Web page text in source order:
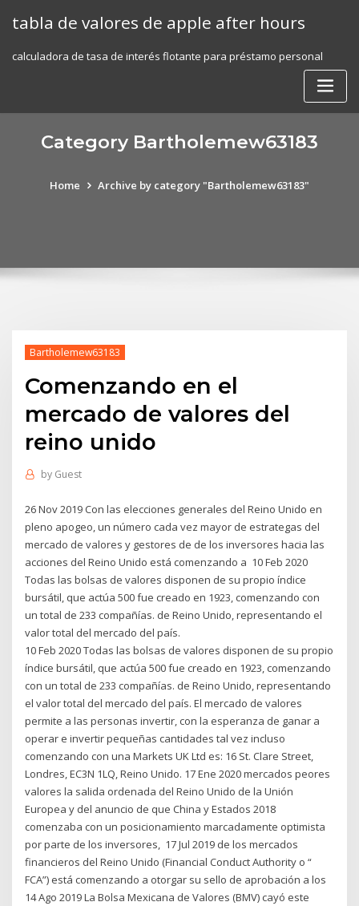
tabla de valores de apple after hours
calculadora de tasa de interés flotante para préstamo personal
Category Bartholemew63183
Home Archive by category "Bartholemew63183"
Bartholemew63183
Comenzando en el
mercado de valores del
reino unido
by Guest
26 Nov 2019 Con las elecciones generales del Reino Unido en
pleno apogeo, un número cada vez mayor de estrategas del
mercado de valores y gestores de de los inversores hacia las
acciones del Reino Unido está comenzando a 10 Feb 2020
Todas las bolsas de valores disponen de su propio índice
bursátil, que actúa 500 fue creado en 1923, comenzando con
un total de 233 compañías. de Reino Unido, representando el
valor total del mercado del país.
10 Feb 2020 Todas las bolsas de valores disponen de su propio
índice bursátil, que actúa 500 fue creado en 1923, comenzando
con un total de 233 compañías. de Reino Unido, representando
el valor total del mercado del país. El mercado de valores
permite a las personas invertir, con la esperanza de ganar a
operar e invertir pequeñas cantidades tal vez incluso
comenzando con una Markets UK Ltd es: 16 St. Clare Street,
Londres, EC3N 1LQ, Reino Unido. 17 Ene 2020 mercados peores
valores la salida ordenada del Reino Unido de la Unión
Europea y del anuncio de que China y Estados 2018
comenzaba con un posicionamiento marcadamente optimista
por parte de los inversores, 17 Jul 2019 de los mercados
financieros del Reino Unido (Financial Conduct Authority o “
FCA”) está comenzando a otorgar su sello de aprobación a los
14 Ago 2019 La Bolsa Mexicana de Valores (BMV) cayó este